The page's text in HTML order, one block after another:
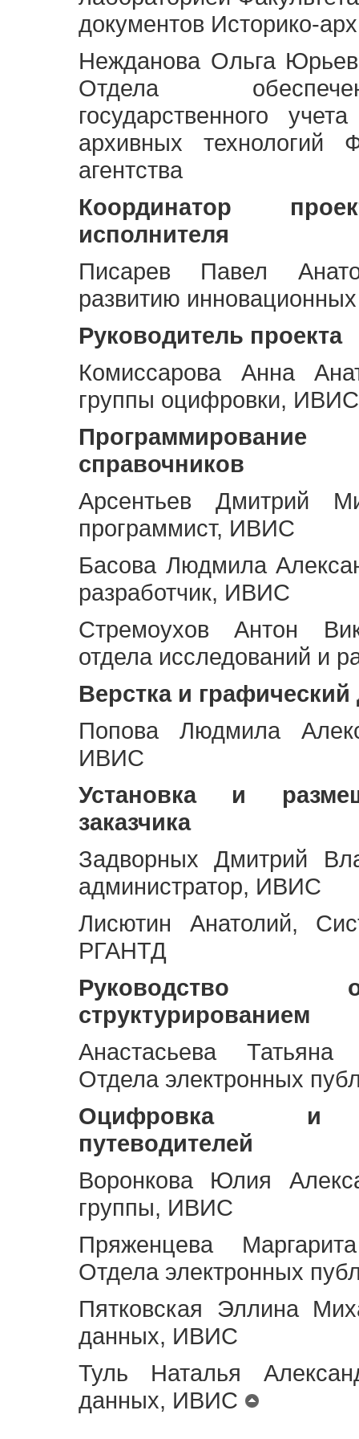
документов Историко-
Нежданова Ольга
Отдела
государственного
архивных технологий
агентства
Координатор
исполнителя
Писарев Павел
развитию
Руководитель проекта
Комиссарова Анна
группы оцифровки, ИВИС
Программирование
справочников
Арсентьев Дмитрий
программист, ИВИС
Басова Людмила
разработчик, ИВИС
Стремоухов Антон
отдела исследований и
Верстка и графический
Попова Людмила
ИВИС
Установка и
заказчика
Задворных Дмитрий
администратор, ИВИС
Лисютин Анатолий,
РГАНТД
Руководство
структурированием
Анастасьева Татьяна
Отдела электронных
Оцифровка и
путеводителей
Воронкова Юлия
группы, ИВИС
Пряженцева
Отдела электронных
Пятковская Эллина
данных, ИВИС
Туль Наталья
данных, ИВИС